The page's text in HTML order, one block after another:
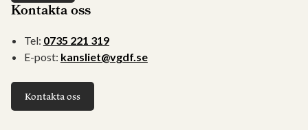
Kontakta oss
Tel: 0735 221 319
E-post: kansliet@vgdf.se
Kontakta oss